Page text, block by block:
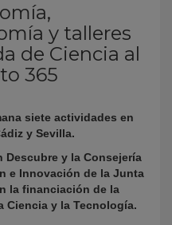
y talleres
de Ciencia al
365
siete actividades en
y Sevilla.
Descubre y la Consejería
e Innovación de la Junta
la financiación de la
Ciencia y la Tecnología.